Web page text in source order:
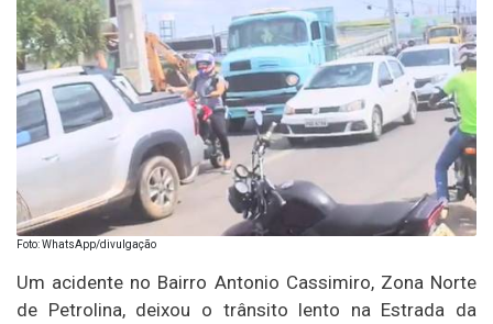
Foto: WhatsApp/divulgação
Um acidente no Bairro Antonio Cassimiro, Zona Norte
de Petrolina, deixou o trânsito lento na Estrada da